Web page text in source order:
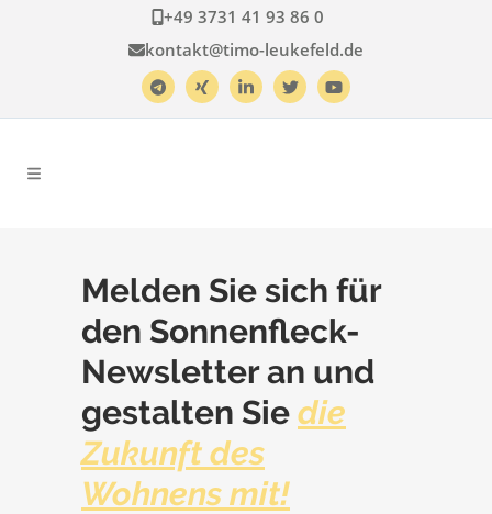
+49 3731 41 93 86 0
kontakt@timo-leukefeld.de
Melden Sie sich für
den Sonnenfleck-
Newsletter an und
gestalten Sie die
Zukunft des
Wohnens mit!